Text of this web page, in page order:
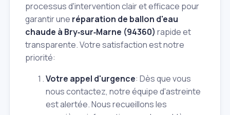
processus d'intervention clair et efficace pour
garantir une réparation de ballon d'eau
chaude à Bry‑sur‑Marne (94360) rapide et
transparente. Votre satisfaction est notre
priorité:
Votre appel d'urgence: Dès que vous
nous contactez, notre équipe d'astreinte
est alertée. Nous recueillons les